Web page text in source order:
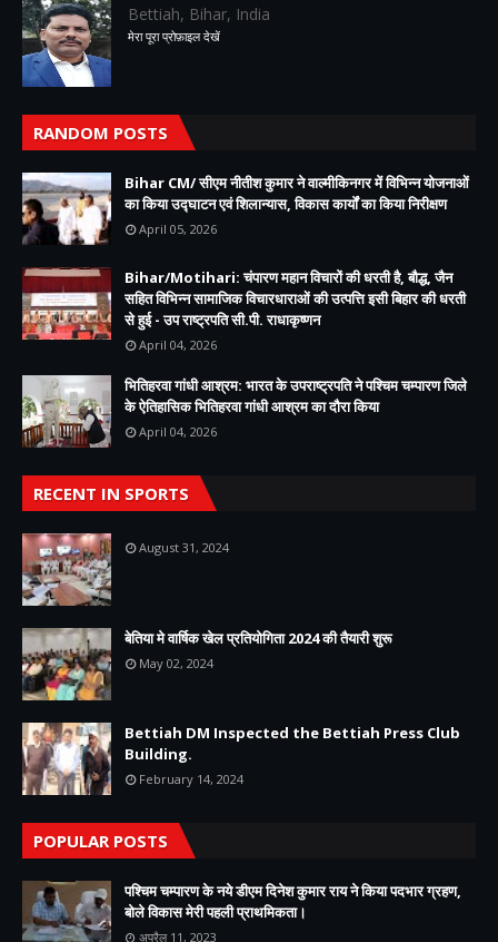
Bettiah, Bihar, India
मेरा पूरा प्रोफ़ाइल देखें
RANDOM POSTS
Bihar CM/ सीएम नीतीश कुमार ने वाल्मीकिनगर में विभिन्न योजनाओं
का किया उद्घाटन एवं शिलान्यास, विकास कार्यों का किया निरीक्षण
April 05, 2026
Bihar/Motihari: चंपारण महान विचारों की धरती है, बौद्ध, जैन
सहित विभिन्न सामाजिक विचारधाराओं की उत्पत्ति इसी बिहार की धरती
से हुई - उप राष्ट्रपति सी.पी. राधाकृष्णन
April 04, 2026
भितिहरवा गांधी आश्रम: भारत के उपराष्ट्रपति ने पश्चिम चम्पारण जिले
के ऐतिहासिक भितिहरवा गांधी आश्रम का दौरा किया
April 04, 2026
RECENT IN SPORTS
August 31, 2024
बेतिया मे वार्षिक खेल प्रतियोगिता 2024 की तैयारी शुरू
May 02, 2024
Bettiah DM Inspected the Bettiah Press Club
Building.
February 14, 2024
POPULAR POSTS
पश्चिम चम्पारण के नये डीएम दिनेश कुमार राय ने किया पदभार ग्रहण,
बोले विकास मेरी पहली प्राथमिकता।
अप्रैल 11, 2023